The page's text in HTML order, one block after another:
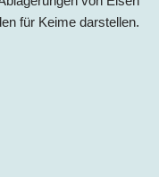
für Keime darstellen.